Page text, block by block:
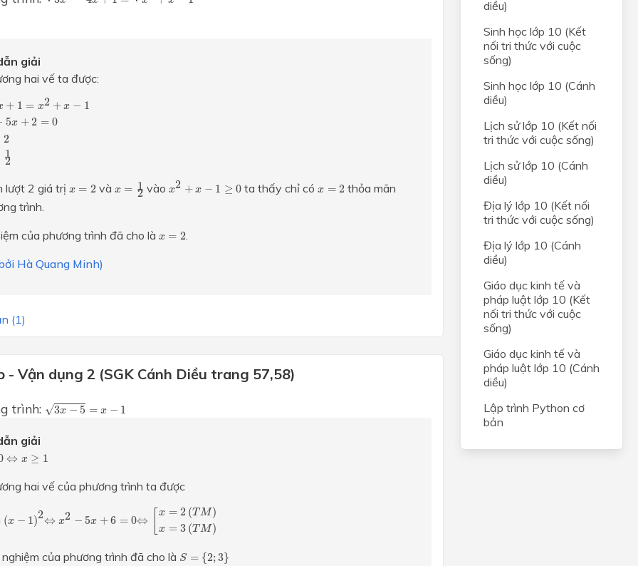
giải
hai vế ta được:
+ 1 = x2 + x − 1
5x +2 = 0
2
1
2
1 =x x− 1 x2
lượt 2 giá trị x = 2
x và x = 1
2
2 vàox2 + x − 1 ≥ 0
2
ta thấy chỉ cóx = 2
x
thỏa mãn
trình.
của phương trình đã cho là x = 2
x
.
Hà Quang Minh)
(1)
- Vận dụng 2 (SGK Cánh Diều trang 57,58)
trình: √3x − 5 = x − 1
x−5=x
giải
⇔ x ≥ 1
x≥
hai vế của phương trình ta được
(x − 1)2⇔ x2 − 5x +6 = 0
2−
⇔
x = 2 (T M )
x = 3 (T M )
x TM)x=3
của phương trình đã cho là S = {2; 3}
S= 2;3
diều)
Sinh học lớp 10 (Kết
nối tri thức với cuộc
sống)
Sinh học lớp 10 (Cánh
diều)
Lịch sử lớp 10 (Kết nối
tri thức với cuộc sống)
Lịch sử lớp 10 (Cánh
diều)
Địa lý lớp 10 (Kết nối
tri thức với cuộc sống)
Địa lý lớp 10 (Cánh
diều)
Giáo dục kinh tế và
pháp luật lớp 10 (Kết
nối tri thức với cuộc
sống)
Giáo dục kinh tế và
pháp luật lớp 10 (Cánh
diều)
Lập trình Python cơ
bản